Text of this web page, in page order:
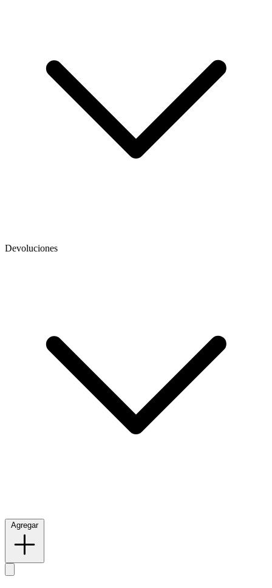
Devoluciones
Agregar